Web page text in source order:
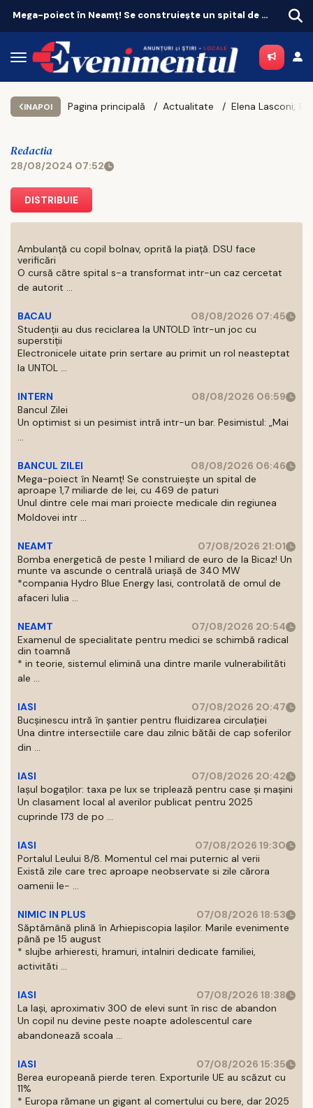
Mega-poiect în Neamț! Se construiește un spital de aproape 1,7 miliarde de lei, cu 469 de paturi
INAPOI Pagina principală Actualitate
Redactia
28/08/2024 07:52
DISTRIBUIE
Ambulanță cu copil bolnav, oprită la piață. DSU face
verificări
O cursă către spital s-a transformat intr-un caz cercetat
de autorit ...
BACAU
08/08/2026 07:45
Studenții au dus reciclarea la UNTOLD într-un joc cu
superstiții
Electronicele uitate prin sertare au primit un rol neasteptat
la UNTOL ...
INTERN
08/08/2026 06:59
Bancul Zilei
Un optimist si un pesimist intră intr-un bar. Pesimistul: „Mai
...
BANCUL ZILEI
08/08/2026 06:46
Mega-poiect în Neamț! Se construiește un spital de
aproape 1,7 miliarde de lei, cu 469 de paturi
Unul dintre cele mai mari proiecte medicale din regiunea
Moldovei intr ...
NEAMT
07/08/2026 21:01
Bomba energetică de peste 1 miliard de euro de la Bicaz! Un
munte va ascunde o centrală uriașă de 340 MW
*compania Hydro Blue Energy Iasi, controlată de omul de
afaceri Iulia ...
NEAMT
07/08/2026 20:54
Examenul de specialitate pentru medici se schimbă radical
din toamnă
* in teorie, sistemul elimină una dintre marile vulnerabilităti
ale ...
IASI
07/08/2026 20:47
Bucșinescu intră în șantier pentru fluidizarea circulației
Una dintre intersectiile care dau zilnic bătăi de cap soferilor
din ...
IASI
07/08/2026 20:42
Iașul bogaților: taxa pe lux se triplează pentru case și mașini
Un clasament local al averilor publicat pentru 2025
cuprinde 173 de po ...
IASI
07/08/2026 19:30
Portalul Leului 8/8. Momentul cel mai puternic al verii
Există zile care trec aproape neobservate si zile cărora
oamenii le- ...
NIMIC IN PLUS
07/08/2026 18:53
Săptămână plină în Arhiepiscopia Iașilor. Marile evenimente
până pe 15 august
* slujbe arhieresti, hramuri, intalniri dedicate familiei,
activităti ...
IASI
07/08/2026 18:38
La Iași, aproximativ 300 de elevi sunt în risc de abandon
Un copil nu devine peste noapte adolescentul care
abandonează scoala ...
IASI
07/08/2026 15:35
Berea europeană pierde teren. Exporturile UE au scăzut cu
11%
* Europa rămane un gigant al comertului cu bere, dar 2025